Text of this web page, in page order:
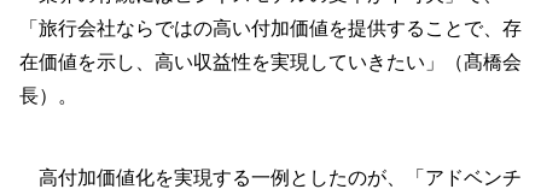
「旅行会社ならではの高い付加価値を提供することで、存
在価値を示し、高い収益性を実現していきたい」（髙橋会
長）。
高付加価値化を実現する一例としたのが、「アドベンチ